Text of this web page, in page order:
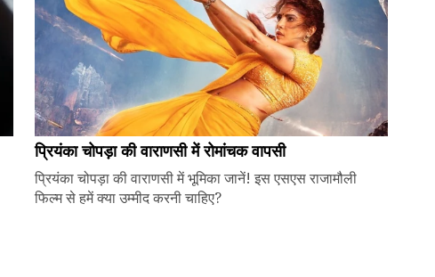
प्रियंका चोपड़ा की वाराणसी में रोमांचक वापसी
प्रियंका चोपड़ा की वाराणसी में भूमिका जानें! इस एसएस राजामौली
फिल्म से हमें क्या उम्मीद करनी चाहिए?